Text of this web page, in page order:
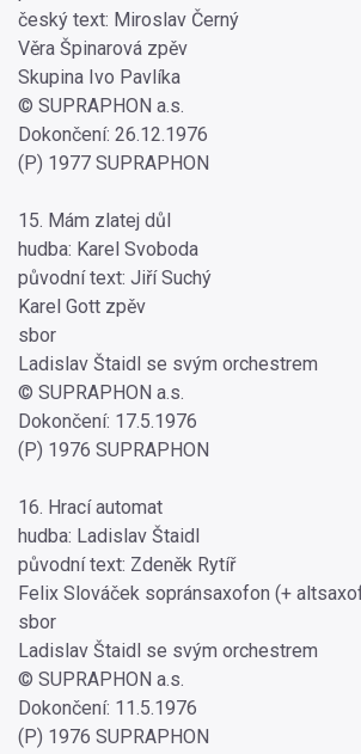
český text: Miroslav Černý
Věra Špinarová zpěv
Skupina Ivo Pavlíka
© SUPRAPHON a.s.
Dokončení: 26.12.1976
(P) 1977 SUPRAPHON
15. Mám zlatej důl
hudba: Karel Svoboda
původní text: Jiří Suchý
Karel Gott zpěv
sbor
Ladislav Štaidl se svým orchestrem
© SUPRAPHON a.s.
Dokončení: 17.5.1976
(P) 1976 SUPRAPHON
16. Hrací automat
hudba: Ladislav Štaidl
původní text: Zdeněk Rytíř
Felix Slováček sopránsaxofon (+
sbor
Ladislav Štaidl se svým orchestrem
© SUPRAPHON a.s.
Dokončení: 11.5.1976
(P) 1976 SUPRAPHON